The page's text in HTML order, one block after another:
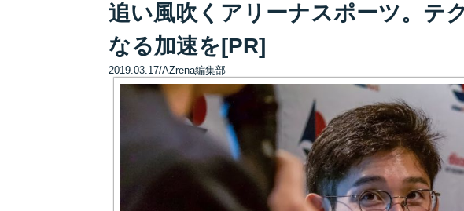
追い風吹くアリーナスポーツ。テ
なる加速を[PR]
2019.03.17/AZrena編集部